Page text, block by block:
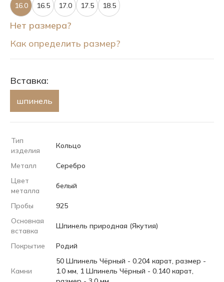
16.0 16.5 17.0 17.5 18.5
Нет размера?
Как определить размер?
Вставка:
шпинель
Тип
изделия
Кольцо
Металл
Серебро
Цвет
металла
белый
Пробы
925
Основная
вставка
Шпинель природная (Якутия)
Покрытие Родий
Камни
50 Шпинель Чёрный - 0.204 карат, размер -
1.0 мм, 1 Шпинель Чёрный - 0.140 карат,